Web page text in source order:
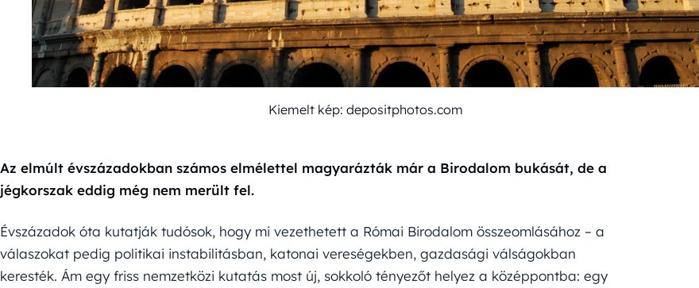
Kiemelt kép: depositphotos.com
Az elmúlt évszázadokban számos elmélettel magyarázták már a Birodalom bukását, de a
jégkorszak eddig még nem merült fel.
Évszázadok óta kutatják tudósok, hogy mi vezethetett a Római Birodalom összeomlásához – a
válaszokat pedig politikai instabilitásban, katonai vereségekben, gazdasági válságokban
keresték. Ám egy friss nemzetközi kutatás most új, sokkoló tényezőt helyez a középpontba: egy